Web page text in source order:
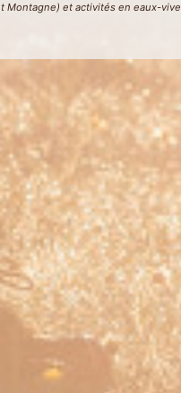
et activités en eaux-